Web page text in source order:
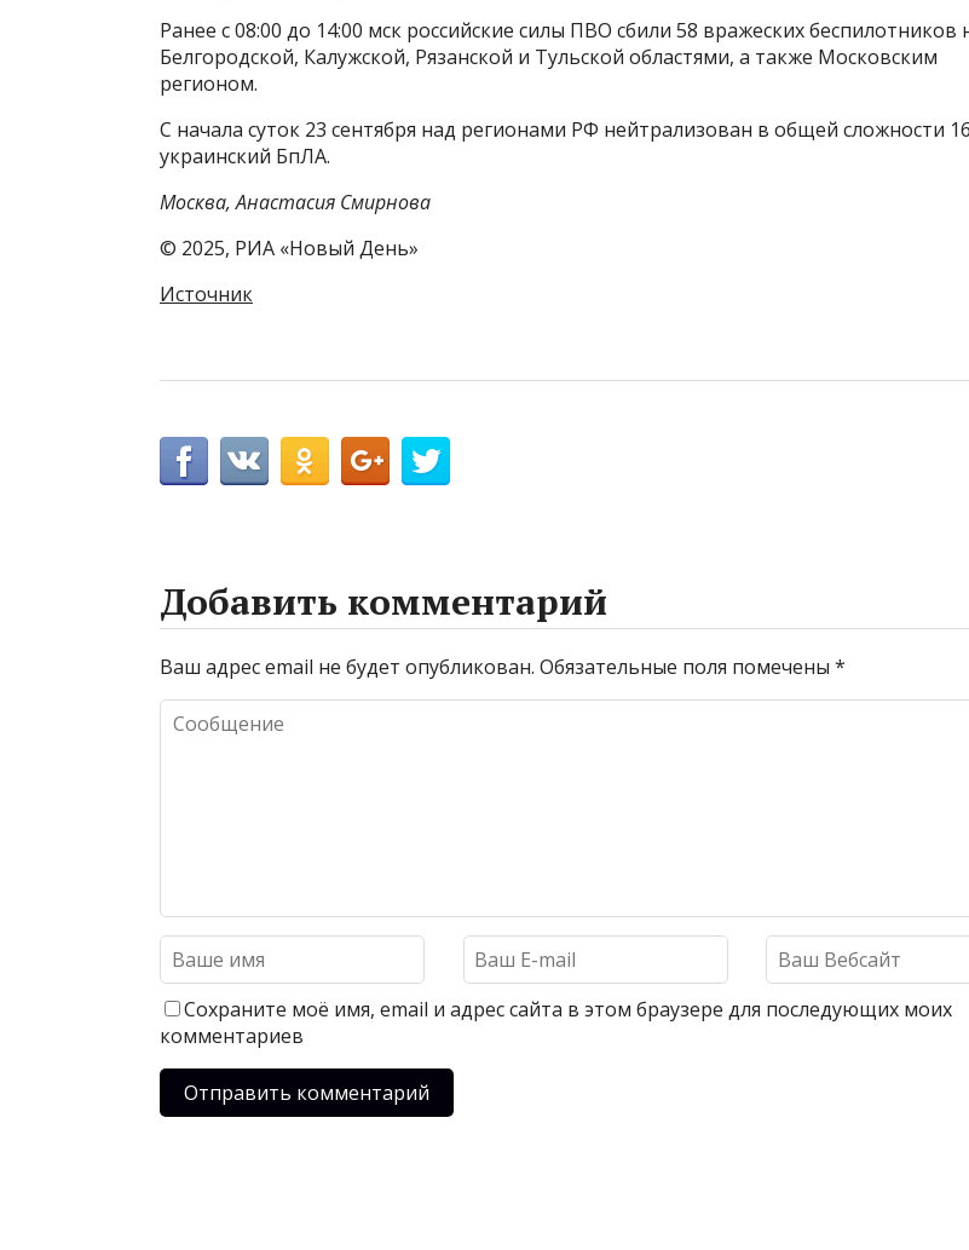
Ранее с 08:00 до 14:00 мск российские силы ПВО сбили 58 вражеских беспилотников
Белгородской, Калужской, Рязанской и Тульской областями, а также Московским
регионом.
С начала суток 23 сентября над регионами РФ нейтрализован в общей сложности
украинский БпЛА.
Москва, Анастасия Смирнова
© 2025, РИА «Новый День»
Источник
Добавить комментарий
Ваш адрес email не будет опубликован. Обязательные поля помечены *
Сохраните моё имя, email и адрес сайта в этом браузере для последующих моих
комментариев